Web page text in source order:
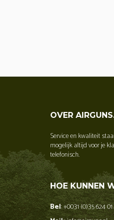
OVER
Service en kwaliteit
mogelijk altijd voor je
telefonisch.
HOE KUNNEN
Bel: +0031 (0)35 624